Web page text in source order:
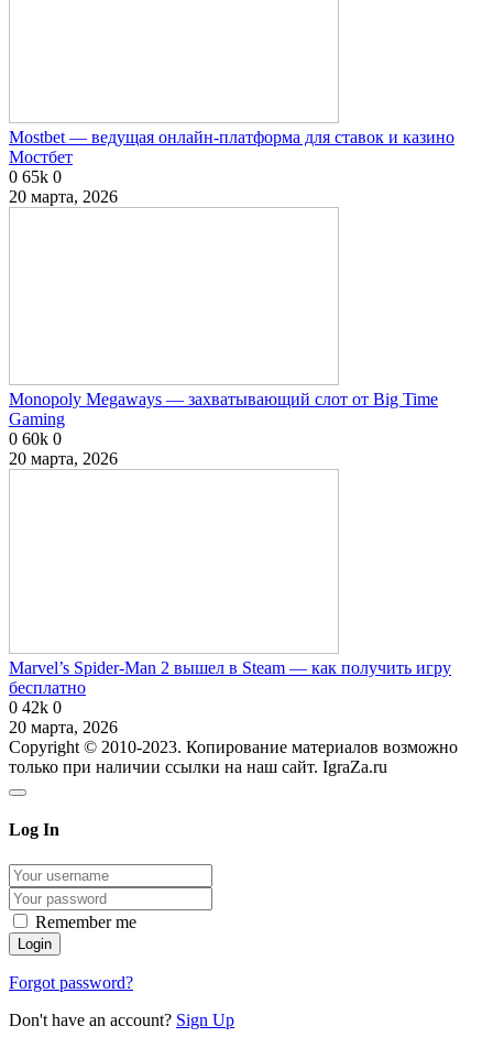
Mostbet — ведущая онлайн-платформа для ставок и казино
Мостбет
0 65k 0
20 марта, 2026
Monopoly Megaways — захватывающий слот от Big Time
Gaming
0 60k 0
20 марта, 2026
Marvel’s Spider-Man 2 вышел в Steam — как получить игру
бесплатно
0 42k 0
20 марта, 2026
Copyright © 2010-2023. Копирование материалов возможно
только при наличии ссылки на наш сайт. IgraZa.ru
Log In
Remember me
Forgot password?
Don't have an account? Sign Up